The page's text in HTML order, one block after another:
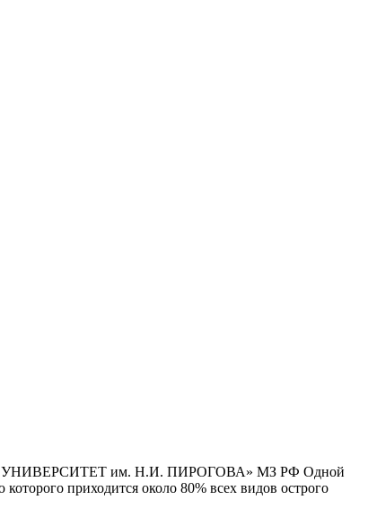
им. Н.И. ПИРОГОВА» МЗ РФ Одной
приходится около 80% всех видов острого